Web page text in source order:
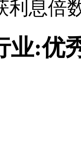
利息倍
业:优